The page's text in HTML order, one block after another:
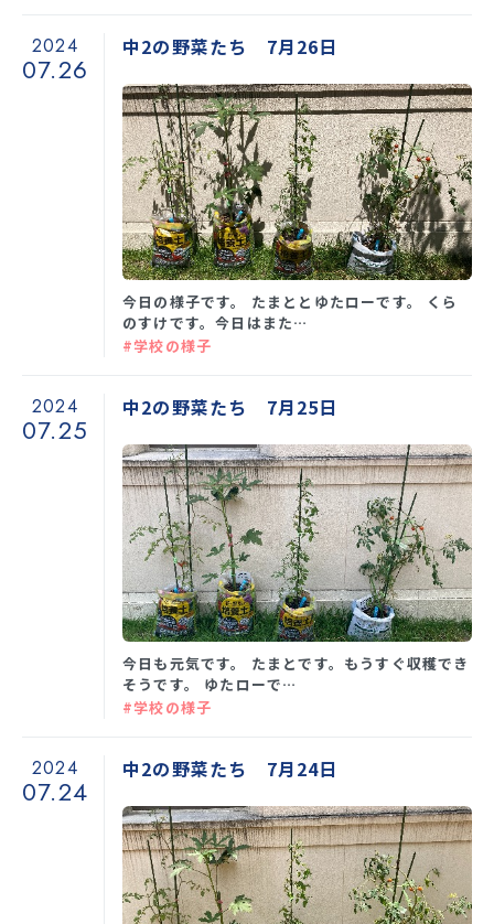
2024
07.26
中2の野菜たち 7月26日
今日の様子です。 たまととゆたローです。 くら
のすけです。今日はまた…
#学校の様子
2024
07.25
中2の野菜たち 7月25日
今日も元気です。 たまとです。もうすぐ収穫でき
そうです。 ゆたローで…
#学校の様子
2024
07.24
中2の野菜たち 7月24日